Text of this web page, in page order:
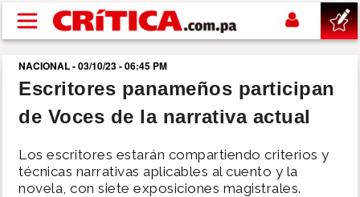
Pasar al contenido principal
buscar
SUCESOS
NACIONAL
NACIONAL - 03/10/23 - 06:45 PM
Escritores panameños participan
de Voces de la narrativa actual
Los escritores estarán compartiendo criterios y
técnicas narrativas aplicables al cuento y la
novela, con siete exposiciones magistrales.